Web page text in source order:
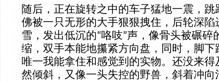
随后，正在旋转之中的车子猛地一震，
佛被一只无形的大手狠狠拽住，后轮深陷
雪，发出低沉的“咯吱”声，像骨头被碾碎
缩，双手本能地攥紧方向盘，同时，脚下
唯一我能拿住和感觉到的实物。还没来得
然倾斜，又像一头失控的野兽，斜着冲向